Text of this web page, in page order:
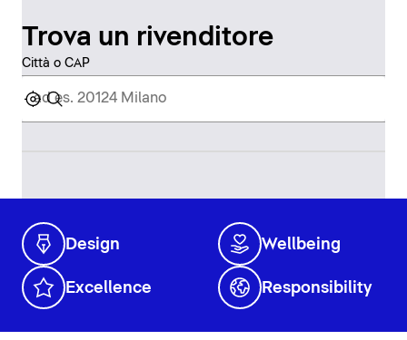
Trova un rivenditore
Città o CAP
Design Wellbeing
Excellence Responsibility